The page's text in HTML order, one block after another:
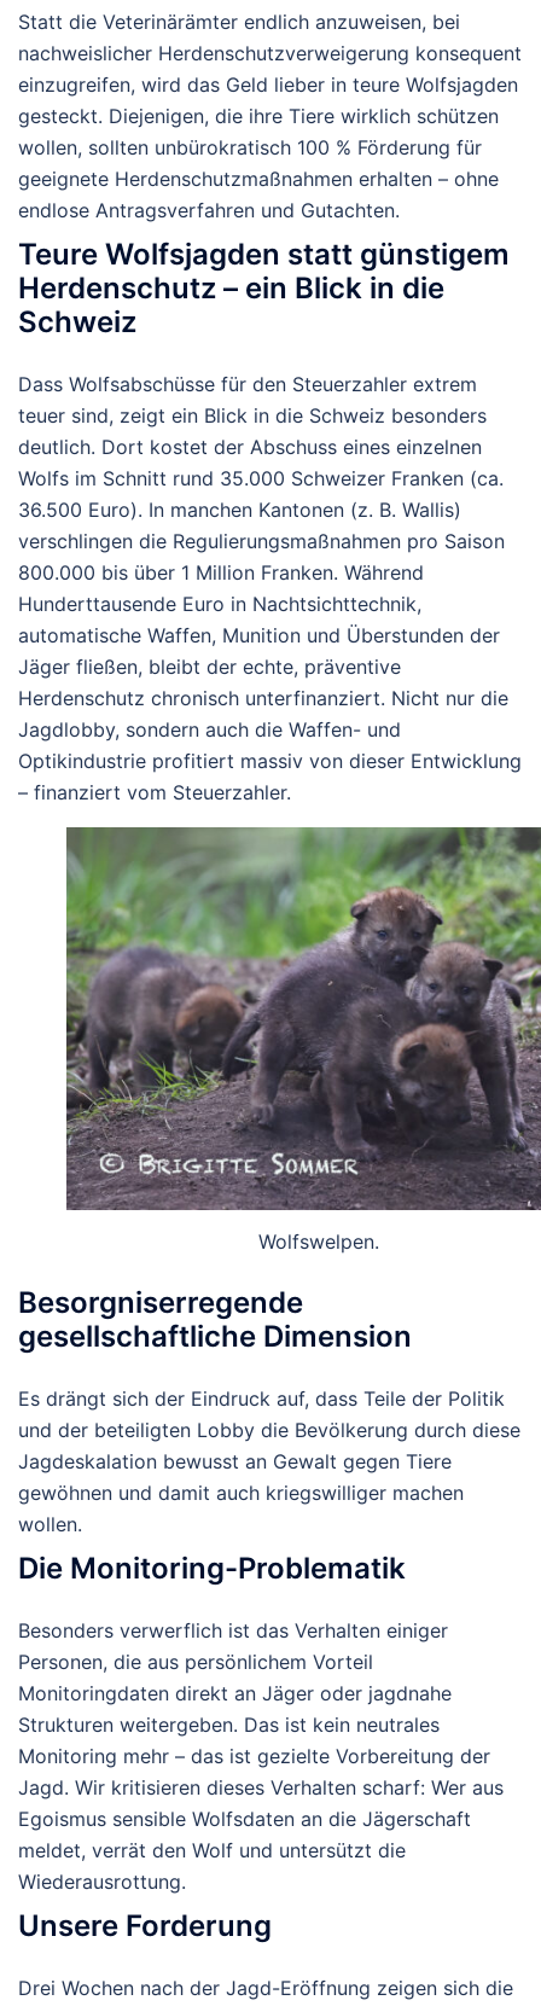
Statt die Veterinärämter endlich anzuweisen, bei
nachweislicher Herdenschutzverweigerung konsequent
einzugreifen, wird das Geld lieber in teure Wolfsjagden
gesteckt. Diejenigen, die ihre Tiere wirklich schützen
wollen, sollten unbürokratisch 100 % Förderung für
geeignete Herdenschutzmaßnahmen erhalten – ohne
endlose Antragsverfahren und Gutachten.
Teure Wolfsjagden statt günstigem
Herdenschutz – ein Blick in die
Schweiz
Dass Wolfsabschüsse für den Steuerzahler extrem
teuer sind, zeigt ein Blick in die Schweiz besonders
deutlich. Dort kostet der Abschuss eines einzelnen
Wolfs im Schnitt rund 35.000 Schweizer Franken (ca.
36.500 Euro). In manchen Kantonen (z. B. Wallis)
verschlingen die Regulierungsmaßnahmen pro Saison
800.000 bis über 1 Million Franken. Während
Hunderttausende Euro in Nachtsichttechnik,
automatische Waffen, Munition und Überstunden der
Jäger fließen, bleibt der echte, präventive
Herdenschutz chronisch unterfinanziert. Nicht nur die
Jagdlobby, sondern auch die Waffen- und
Optikindustrie profitiert massiv von dieser Entwicklung
– finanziert vom Steuerzahler.
Wolfswelpen.
Besorgniserregende
gesellschaftliche Dimension
Es drängt sich der Eindruck auf, dass Teile der Politik
und der beteiligten Lobby die Bevölkerung durch diese
Jagdeskalation bewusst an Gewalt gegen Tiere
gewöhnen und damit auch kriegswilliger machen
wollen.
Die Monitoring-Problematik
Besonders verwerflich ist das Verhalten einiger
Personen, die aus persönlichem Vorteil
Monitoringdaten direkt an Jäger oder jagdnahe
Strukturen weitergeben. Das ist kein neutrales
Monitoring mehr – das ist gezielte Vorbereitung der
Jagd. Wir kritisieren dieses Verhalten scharf: Wer aus
Egoismus sensible Wolfsdaten an die Jägerschaft
meldet, verrät den Wolf und untersützt die
Wiederausrottung.
Unsere Forderung
Drei Wochen nach der Jagd-Eröffnung zeigen sich die